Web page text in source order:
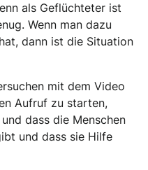
als Geflüchteter ist
Wenn man dazu
dann ist die Situation
mit dem Video
Aufruf zu starten,
dass die Menschen
und dass sie Hilfe